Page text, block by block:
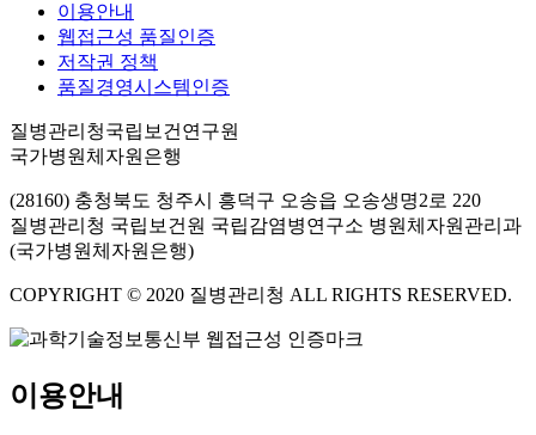
이용안내
웹접근성 품질인증
저작권 정책
품질경영시스템인증
질병관리청국립보건연구원
국가병원체자원은행
(28160) 충청북도 청주시 흥덕구 오송읍 오송생명2로 220
질병관리청 국립보건원 국립감염병연구소 병원체자원관리과
(국가병원체자원은행)
COPYRIGHT © 2020 질병관리청 ALL RIGHTS RESERVED.
이용안내